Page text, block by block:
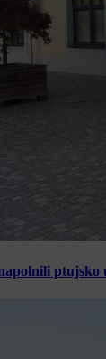
ptujsko